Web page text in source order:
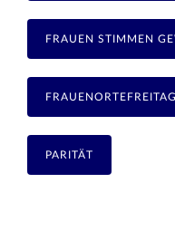
FRAUEN STIMMEN
FRAUENORTEFREITAG
PARITÄT